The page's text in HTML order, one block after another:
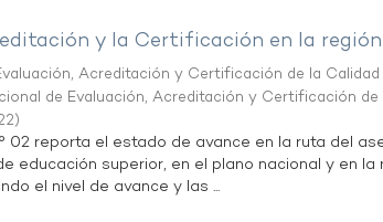
y la Certificación en la
Acreditación y Certificación de la
de Evaluación, Acreditación y Certificación de
)
02 reporta el estado de avance en la ruta del
educación superior, en el plano nacional y en la
el nivel de avance y las ...